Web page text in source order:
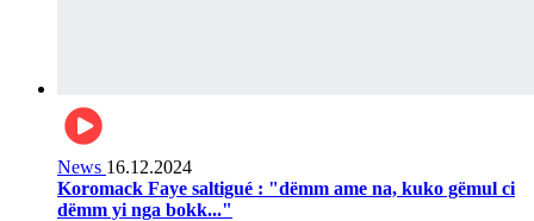
News 16.12.2024
Koromack Faye saltigué : "dëmm ame na, kuko gëmul ci
dëmm yi nga bokk..."